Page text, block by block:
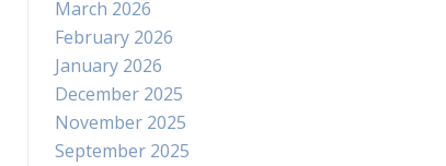
March 2026
February 2026
January 2026
December 2025
November 2025
September 2025